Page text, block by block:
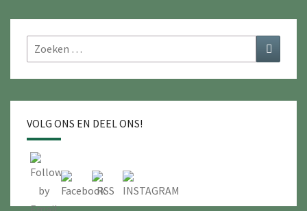
Zoeken
naar:
Zoeken
VOLG ONS EN DEEL ONS!